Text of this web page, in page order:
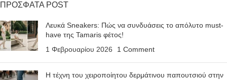
ΠΡΟΣΦΑΤΑ POST
Λευκά Sneakers: Πώς να συνδυάσεις το απόλυτο must-
have της Tamaris φέτος!
1 Φεβρουαρίου 2026
1 Comment
Η τέχνη του χειροποίητου δερμάτινου παπουτσιού στην